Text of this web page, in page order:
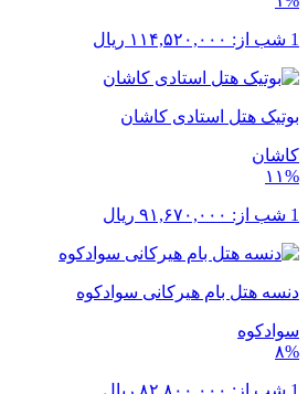
1 شب از: ۱۱۴,۵۲۰,۰۰۰ ریال
بوتیک هتل استادی کاشان
کاشان
۱۱%
1 شب از: ۹۱,۶۷۰,۰۰۰ ریال
دنسه هتل بام هیرکانی سوادکوه
سوادکوه
۸%